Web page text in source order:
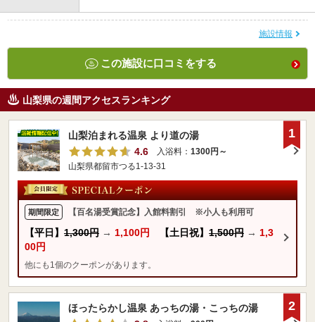
施設情報
この施設に口コミをする
山梨県の週間アクセスランキング
山梨泊まれる温泉 より道の湯
4.6
入浴料： 1300円～
山梨県都留市つる1-13-31
期間限定 【百名湯受賞記念】入館料割引 ※小人も利用可
【平日】 1,300円 → 1,100円 【土日祝】 1,500円 → 1,3
00円
他にも1個のクーポンがあります。
1
ほったらかし温泉 あっちの湯・こっちの湯
2